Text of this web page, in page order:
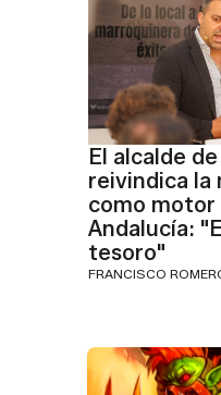
El alcalde
reivindica la
como motor
Andalucía:
tesoro"
FRANCISCO